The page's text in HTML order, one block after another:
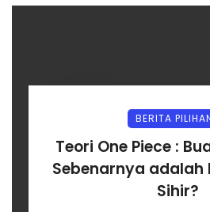
BERITA
Teori One Piece :
Sebenarnya adalah
Sihir?